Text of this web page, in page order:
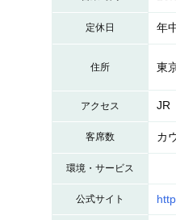
定休日 年
住所 東
アクセス JR
客席数 カ
環境・サービス
公式サイト